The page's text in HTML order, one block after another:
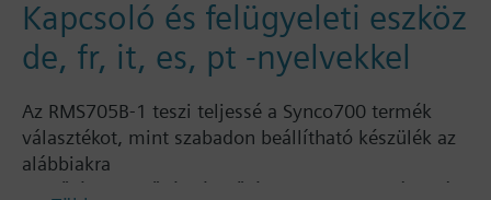
Kapcsoló és felügyeleti eszköz
de, fr, it, es, pt -nyelvekkel
Az RMS705B-1 teszi teljessé a Synco700 termék
választékot, mint szabadon beállítható készülék az
alábbiakra
fűtési, szellőzési és hűtési rendszer szabályozási